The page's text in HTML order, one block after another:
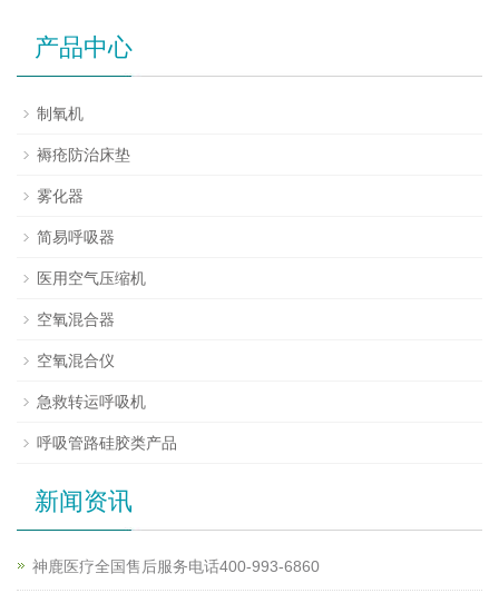
产品中心
制氧机
褥疮防治床垫
雾化器
简易呼吸器
医用空气压缩机
空氧混合器
空氧混合仪
急救转运呼吸机
呼吸管路硅胶类产品
新闻资讯
神鹿医疗全国售后服务电话400-993-6860